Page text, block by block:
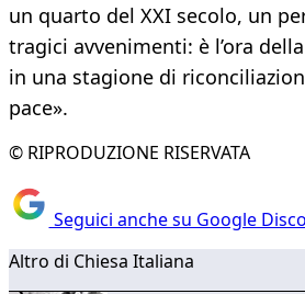
un quarto del XXI secolo, un
tragici avvenimenti: è l’ora
in una stagione di
pace».
© RIPRODUZIONE RISERVATA
Seguici anche su Google
Altro di Chiesa Italiana